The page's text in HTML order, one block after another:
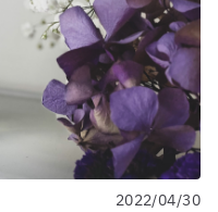
2022/04/30